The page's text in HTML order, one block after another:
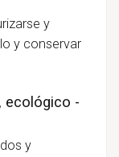
y
y conservar
ecológico -
y